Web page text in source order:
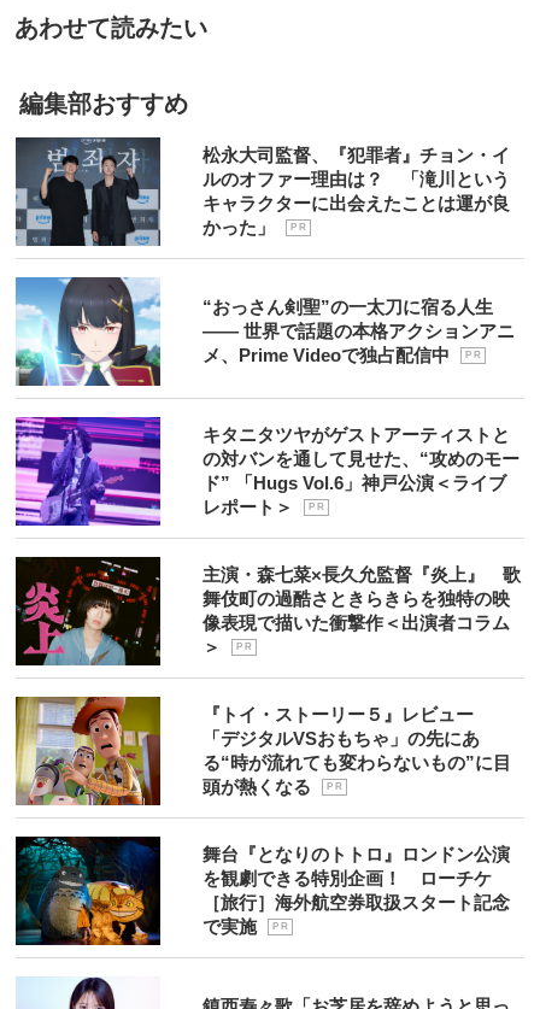
あわせて読みたい
編集部おすすめ
松永大司監督、『犯罪者』チョン・イ
ルのオファー理由は？ 「滝川という
キャラクターに出会えたことは運が良
かった」
P R
“おっさん剣聖”の一太刀に宿る人生
―― 世界で話題の本格アクションアニ
メ、Prime Videoで独占配信中
P R
キタニタツヤがゲストアーティストと
の対バンを通して見せた、“攻めのモー
ド” 「Hugs Vol.6」神戸公演＜ライブ
レポート＞
P R
主演・森七菜×長久允監督『炎上』 歌
舞伎町の過酷さときらきらを独特の映
像表現で描いた衝撃作＜出演者コラム
＞
P R
『トイ・ストーリー５』レビュー
「デジタルVSおもちゃ」の先にあ
る“時が流れても変わらないもの”に目
頭が熱くなる
P R
舞台『となりのトトロ』ロンドン公演
を観劇できる特別企画！ ローチケ
［旅行］海外航空券取扱スタート記念
で実施
P R